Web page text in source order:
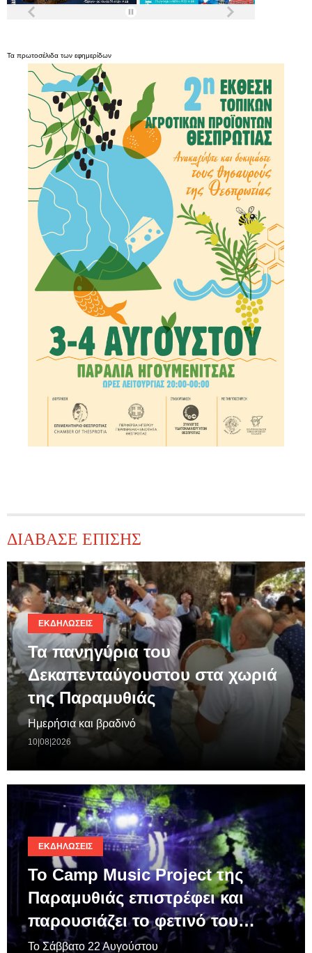
Τα πρωτοσέλιδα των εφημερίδων
ΔΙΑΒΑΣΕ ΕΠΙΣΗΣ
ΕΚΔΗΛΏΣΕΙΣ
Τα πανηγύρια του
Δεκαπενταύγουστου στα χωριά
της Παραμυθιάς
Ημερήσια και βραδινό
10|08|2026
ΕΚΔΗΛΏΣΕΙΣ
Το Camp Music Project της
Παραμυθιάς επιστρέφει και
παρουσιάζει το φετινό του…
Το Σάββατο 22 Αυγούστου